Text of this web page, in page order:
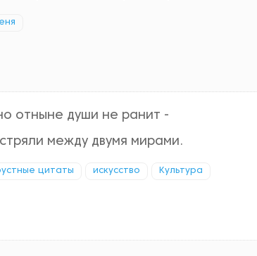
отныне души не ранит -
между двумя мирами.
цитаты искусство Культура